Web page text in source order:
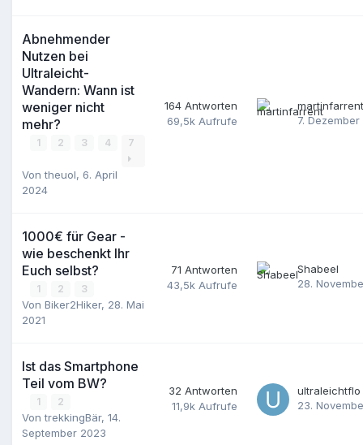
Abnehmender
Nutzen bei
Ultraleicht-
Wandern: Wann ist
weniger nicht
mehr?
1 2 3 4 7
Vontheuol, 6. April
2024
164 Antworten
69,5k Aufrufe
martinfarrent
7.
1000€ für Gear -
wie beschenkt Ihr
Euch selbst?
1 2 3
Von Biker2Hiker, 28. Mai
2021
71 Antworten
43,5k Aufrufe
Shabeel
28.
Ist das Smartphone
Teil vom BW?
1 2
VontrekkingBär, 14.
September 2023
32 Antworten
11,9k Aufrufe
ultraleichtflo
23.